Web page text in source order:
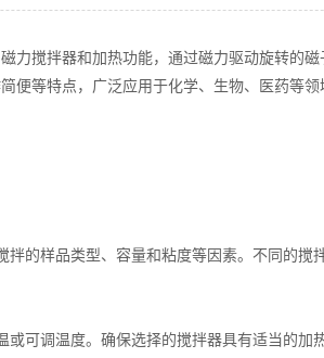
搅拌器和加热功能，通过磁力驱动旋转的磁
便等特点，广泛应用于化学、生物、医药等
样品类型、容量和粘度等因素。不同的搅
调温度。确保选择的搅拌器具有适当的加